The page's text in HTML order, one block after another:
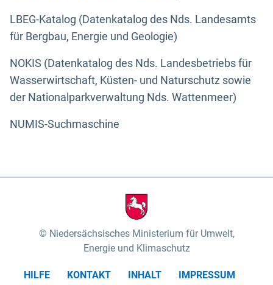
LBEG-Katalog (Datenkatalog des Nds. Landesamts
für Bergbau, Energie und Geologie)
NOKIS (Datenkatalog des Nds. Landesbetriebs für
Wasserwirtschaft, Küsten- und Naturschutz sowie
der Nationalparkverwaltung Nds. Wattenmeer)
NUMIS-Suchmaschine
Niedersächsisches Ministerium für Umwelt,
Energie und Klimaschutz
HILFE KONTAKT INHALT
IMPRESSUM